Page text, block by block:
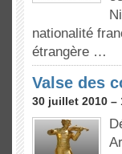
nationalité
étrangère …
Valse des
30 juillet 2010 –